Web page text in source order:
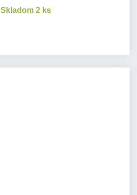
Skladom 2 ks